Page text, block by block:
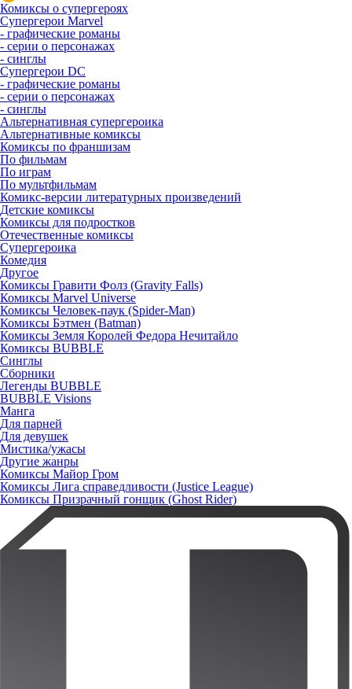
Комиксы о супергероях
Супергерои Marvel
- графические романы
- серии о персонажах
- синглы
Супергерои DC
- графические романы
- серии о персонажах
- синглы
Альтернативная супергероика
Альтернативные комиксы
Комиксы по франшизам
По фильмам
По играм
По мультфильмам
Комикс-версии литературных произведений
Детские комиксы
Комиксы для подростков
Отечественные комиксы
Супергероика
Комедия
Другое
Комиксы Гравити Фолз (Gravity Falls)
Комиксы Marvel Universe
Комиксы Человек-паук (Spider-Man)
Комиксы Бэтмен (Batman)
Комиксы Земля Королей Федора Нечитайло
Комиксы BUBBLE
Синглы
Сборники
Легенды BUBBLE
BUBBLE Visions
Манга
Для парней
Для девушек
Мистика/ужасы
Другие жанры
Комиксы Майор Гром
Комиксы Лига справедливости (Justice League)
Комиксы Призрачный гонщик (Ghost Rider)